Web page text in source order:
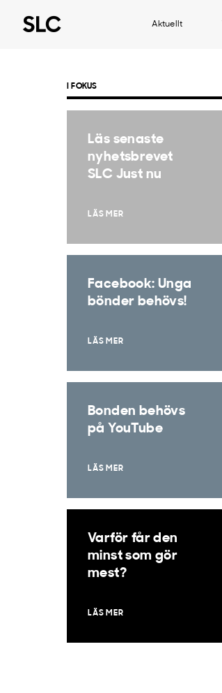
Aktuellt
I FOKUS
Läs senaste
nyhetsbrevet
SLC Just nu
LÄS MER
Facebook: Unga
bönder behövs!
LÄS MER
Bonden behövs
på YouTube
LÄS MER
Varför får den
minst som gör
mest?
LÄS MER